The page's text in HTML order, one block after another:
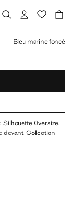
Bleu marine foncé
Silhouette Oversize.
devant. Collection